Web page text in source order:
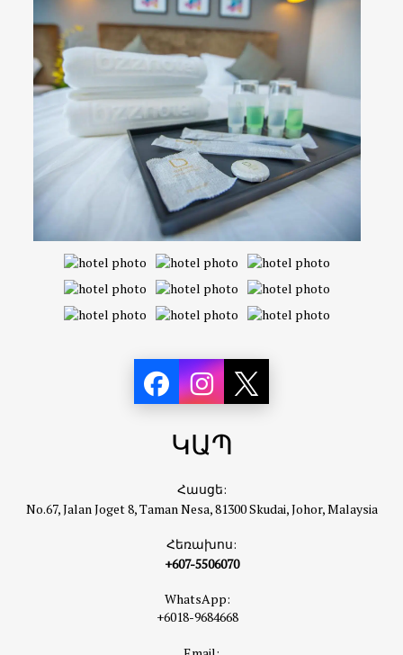
ԿԱՊ
Հասցե:
No.67, Jalan Joget 8, Taman Nesa, 81300 Skudai, Johor, Malaysia
Հեռախոս:
+607-5506070
WhatsApp:
+6018-9684668